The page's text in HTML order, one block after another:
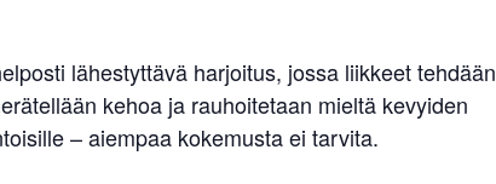
lähestyttävä harjoitus, jossa liikkeet tehdään
kehoa ja rauhoitetaan mieltä kevyiden
– aiempaa kokemusta ei tarvita.